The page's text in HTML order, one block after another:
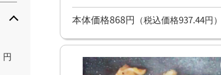
円
本体価格868円 （税込価格937.44円）